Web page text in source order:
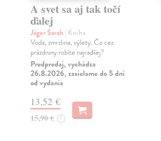
A svet sa aj tak točí
ďalej
Jäger Sarah | Kniha
Voda, zmrzlina, výlety. Čo cez
prázdniny robíte najradšej?
Predpredaj, vychádza
26.8.2026, zasielame do 5 dní
od vydania
13,52 €
15,90 € ?